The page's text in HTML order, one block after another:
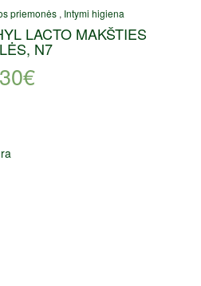
priemonės , Intymi higiena
LACTO MAKŠTIES
N7
€